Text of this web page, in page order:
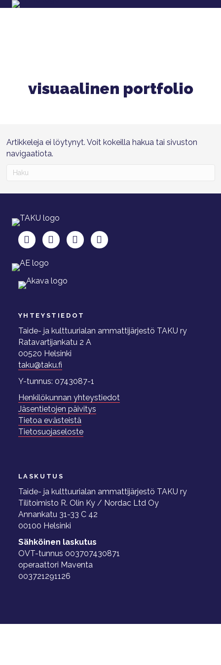
visuaalinen portfolio
Artikkeleja ei löytynyt. Voit kokeilla hakua tai sivuston
navigaatiota.
TAKU Facebookissa
TAKU Twitterissä
TAKU Instagramissa
TAKU LinkedInissä
YHTEYSTIEDOT
Taide- ja kulttuurialan ammattijärjestö TAKU ry
Ratavartijankatu 2 A
00520 Helsinki
taku@taku.fi
Y-tunnus: 0743087-1
Henkilökunnan yhteystiedot
Jäsentietojen päivitys
Tietoa evästeistä
Tietosuojaseloste
LASKUTUS
Taide- ja kulttuurialan ammattijärjestö TAKU ry
Tilitoimisto R. Olin Ky / Nordac Ltd Oy
Annankatu 31-33 C 42
00100 Helsinki
Sähköinen laskutus
OVT-tunnus 003707430871
operaattori Maventa
003721291126